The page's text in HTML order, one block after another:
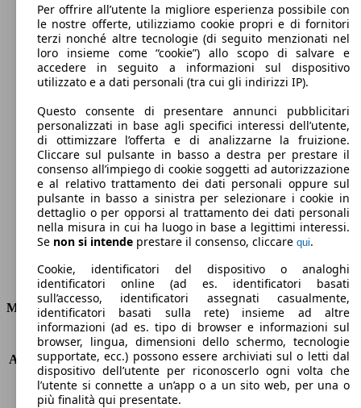
Diesel
Carburante
109 g/km
Emissioni di CO2 (combinato)*
Ø 4.2 l/100km
Consumi
Motore e Prestazioni
KW (PS)
132 kW (180 PS)
Accelerazione (0-100 km/h) 7.1s
Velocità massima (km/h)
230 km/h
Numero di marce
8
Per offrire all’utente la migliore esperienza possibile con
le nostre offerte, utilizziamo cookie propri e di fornitori
terzi nonché altre tecnologie (di seguito menzionati nel
loro insieme come “cookie”) allo scopo di salvare e
accedere in seguito a informazioni sul dispositivo
utilizzato e a dati personali (tra cui gli indirizzi IP).
Questo consente di presentare annunci pubblicitari
personalizzati in base agli specifici interessi dell’utente,
di ottimizzare l’offerta e di analizzarne la fruizione.
Cliccare sul pulsante in basso a destra per prestare il
consenso all’impiego di cookie soggetti ad autorizzazione
e al relativo trattamento dei dati personali oppure sul
pulsante in basso a sinistra per selezionare i cookie in
dettaglio o per opporsi al trattamento dei dati personali
nella misura in cui ha luogo in base a legittimi interessi.
Se non si intende prestare il consenso, cliccare qui.
Cookie, identificatori del dispositivo o analoghi
identificatori online (ad es. identificatori basati
sull’accesso, identificatori assegnati casualmente,
identificatori basati sulla rete) insieme ad altre
informazioni (ad es. tipo di browser e informazioni sul
browser, lingua, dimensioni dello schermo, tecnologie
supportate, ecc.) possono essere archiviati sul o letti dal
dispositivo dell’utente per riconoscerlo ogni volta che
l’utente si connette a un’app o a un sito web, per una o
più finalità qui presentate.